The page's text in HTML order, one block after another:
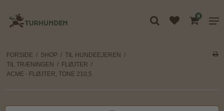
0
FORSIDE / SHOP / TIL HUNDEEJEREN /
TIL TRÆNINGEN / FLØJTER /
ACME - FLØJTER, TONE 210,5